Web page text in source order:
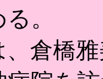
。
倉橋